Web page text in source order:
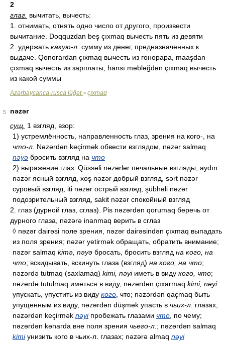
2
глаг. вычитать, вычесть:
1. отнимать, отнять одно число от другого, произвести
вычитание. Doqquzdan beş çıxmaq вычесть пять из девяти
2. удержать какую-л. сумму из денег, предназначенных к
выдаче. Qonorardan çıxmaq вычесть из гонорара, maaşdan
çıxmaq вычесть из зарплаты, hansı məbləğdən çıxmaq вычесть
из какой суммы
Azərbaycanca-rusca lüğət> çıxmaq
5
nəzər
сущ. 1 взгляд, взор:
1) устремлённость, направленность глаз, зрения на кого-, на
что-л. Nəzərdən keçirmək обвести взглядом, nəzər salmaq
nəyə бросить взгляд на что
2) выражение глаз. Qüssəli nəzərlər печальные взгляды, aydın
nəzər ясный взгляд, xoş nəzər добрый взгляд, sərt nəzər
суровый взгляд, iti nəzər острый взгляд, şübhəli nəzər
подозрительный взгляд, sakit nəzər спокойный взгляд
2. глаз (дурной глаз, сглаз). Pis nəzərdən qorumaq беречь от
дурного глаза, nəzərə inanmaq верить в сглаз
◊ nəzər dairəsi поле зрения, nəzər dairəsindən çıxmaq выпадать
из поля зрения; nəzər yetirmək обращать, обратить внимание;
nəzər salmaq kimə, nəyə бросать, бросить взгляд на кого, на
что; вскидывать, вскинуть глаза (взгляд) на кого, на что;
nəzərdə tutmaq (saxlamaq) kimi, nəyiиметь в виду кого, что;
nəzərdə tutulmaq иметься в виду, nəzərdən çıxarmaq kimi, nəyi
упускать, упустить из виду кого , что; nəzərdən qaçmaq быть
упущенным из виду, nəzərdən düşmək упасть в чьих-л. глазах,
nəzərdən keçirmək nəyiпробежать глазами что , по чему;
nəzərdən kənarda вне поля зрения чьего-л. ; nəzərdən salmaq
kimiунизить кого в чьих-л. глазах; nəzərə almaq nəyi